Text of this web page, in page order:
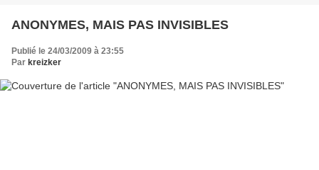
ANONYMES, MAIS PAS INVISIBLES
Publié le 24/03/2009 à 23:55
Par kreizker